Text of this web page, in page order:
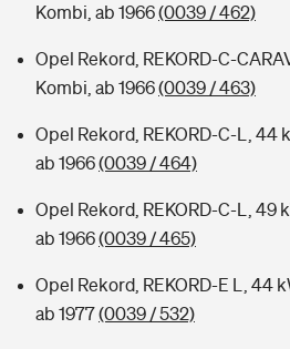
Kombi, ab 1966(0039 / 462)
Opel Rekord, REKORD-C-
Kombi, ab 1966(0039 / 463)
Opel Rekord, REKORD-C-L, 44
ab 1966(0039 / 464)
Opel Rekord, REKORD-C-L, 49
ab 1966(0039 / 465)
Opel Rekord, REKORD-E L, 44
ab 1977(0039 / 532)